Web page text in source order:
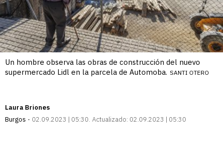
Un hombre observa las obras de construcción del nuevo
supermercado Lidl en la parcela de Automoba. SANTI OTERO
Laura Briones
Burgos
02.09.2023 | 05:30 Actualizado: 02.09.2023 | 05:30